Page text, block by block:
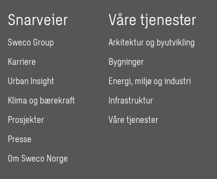
Snarveier
Sweco Group
Karriere
Urban Insight
Klima og bærekraft
Prosjekter
Presse
Om Sweco Norge
Våre tjenester
Arkitektur og byutvikling
Bygninger
Energi, miljø og industri
Infrastruktur
Våre tjenester